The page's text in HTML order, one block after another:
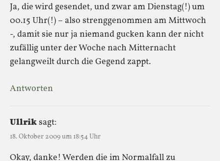
Ja, die wird gesendet, und zwar am Dienstag(!) um
00.15 Uhr(!) – also strenggenommen am Mittwoch
-, damit sie nur ja niemand gucken kann der nicht
zufällig unter der Woche nach Mitternacht
gelangweilt durch die Gegend zappt.
Antworten
Ullriksagt:
18. Oktober 2009 um 18:54 Uhr
Okay, danke! Werden die im Normalfall zu